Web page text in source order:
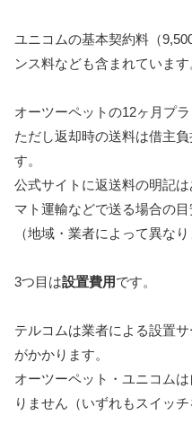
ユニコムの基本契約料（
ンス料なども含まれています
オーツーペットの12ヶ月プ
ただし返却時の送料は借主
す。
公式サイトに返送料の明記
マト運輸などで送る場合の
（地域・業者によって異なり
3つ目は設置費用です。
テルコムは業者による設置
がかかります。
オーツーペット・ユニコム
りません（いずれもスイッ